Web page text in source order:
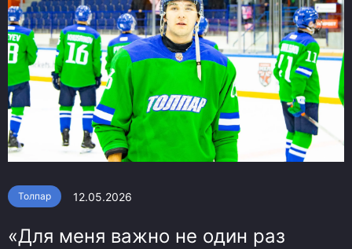
Толпар 12.05.2026
«Для меня важно не один раз